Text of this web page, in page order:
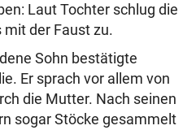
Laut Tochter schlug die
der Faust zu.
Sohn bestätigte
Er sprach vor allem von
die Mutter. Nach seinen
sogar Stöcke gesammelt